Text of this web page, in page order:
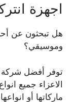
اجهزة
هل تبحثون عن
وموسيقي؟
توفر أفضل شركة
الاعزاء جميع
ماركاتها أو